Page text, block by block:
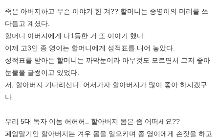
죽은 아버지하고 무슨 이야기 한 겨?? 할머니는 종영이의 머리를 쓰
다듬고 계셨다.
할머니 아버지에게 나1등한 거 또 이야기 했다.
이제 고3인 종 영이는 할머니에게 성적표를 내어 놓았다.
성적표를 받아든 할머니는 까막눈이라 아무것도 모르면서 그저 좋아
눈물을 글썽이고 있었다.
저, 할아버지 기다리신다. 어서가자 할아버지가 많이 좋아 하시겠구
나..
우리 5대 독자 이놈 허허허.. 할아버지 몸은 좀 어떠세요??
폐암말기인 할아버지는 겨우 몸을 일으키며 종 영이에게 손짓을 하고